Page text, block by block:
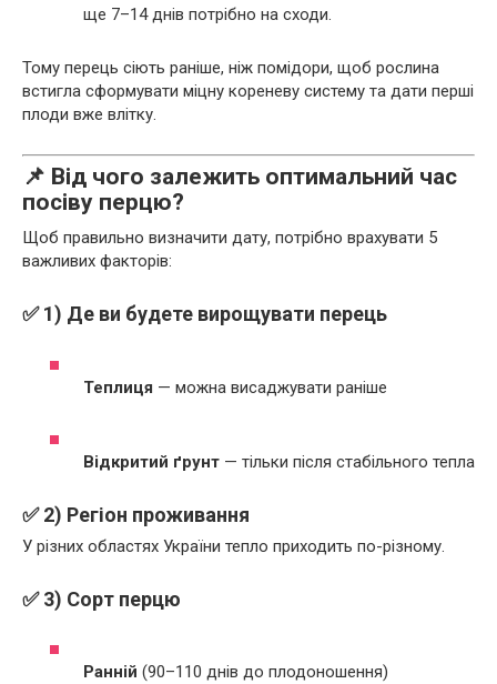
ще 7–14 днів потрібно на сходи.
Тому перець сіють раніше, ніж помідори, щоб рослина
встигла сформувати міцну кореневу систему та дати перші
плоди вже влітку.
📌 Від чого залежить оптимальний час
посіву перцю?
Щоб правильно визначити дату, потрібно врахувати 5
важливих факторів:
✅ 1) Де ви будете вирощувати перець
Теплиця — можна висаджувати раніше
Відкритий ґрунт — тільки після стабільного тепла
✅ 2) Регіон проживання
У різних областях України тепло приходить по-різному.
✅ 3) Сорт перцю
Ранній (90–110 днів до плодоношення)